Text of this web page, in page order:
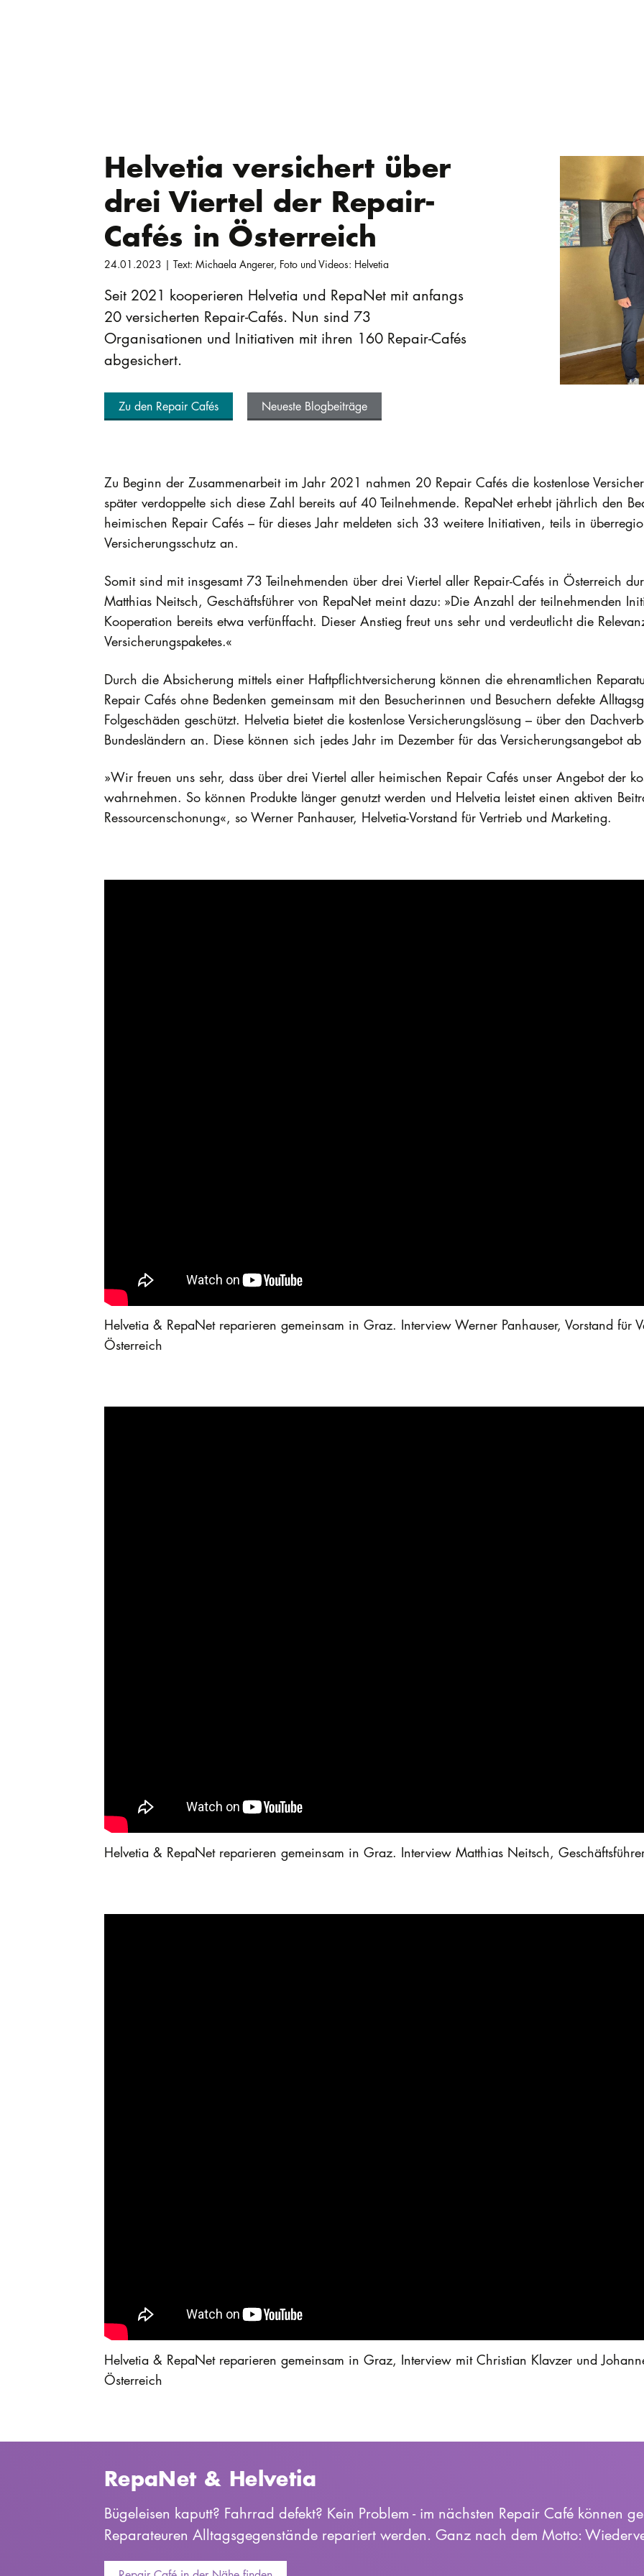
Helvetia versichert über
drei Viertel der Repair-
Cafés in Österreich
24.01.2023 | Text: Michaela Angerer, Foto und Videos: Helvetia
Seit 2021 kooperieren Helvetia und RepaNet mit anfangs
20 versicherten Repair-Cafés. Nun sind 73
Organisationen und Initiativen mit ihren 160 Repair-Cafés
abgesichert.
Zu den Repair Cafés Neueste Blogbeiträge
Zu Beginn der Zusammenarbeit im Jahr 2021 nahmen 20 Repair Cafés die kostenlose
später verdoppelte sich diese Zahl bereits auf 40 Teilnehmende. RepaNet erhebt jährlich den
heimischen Repair Cafés – für dieses Jahr meldeten sich 33 weitere Initiativen, teils in
Versicherungsschutz an.
Somit sind mit insgesamt 73 Teilnehmenden über drei Viertel aller Repair-Cafés in Österreich
Matthias Neitsch, Geschäftsführer von RepaNet meint dazu: »Die Anzahl der teilnehmenden
Kooperation bereits etwa verfünffacht. Dieser Anstieg freut uns sehr und verdeutlicht die
Versicherungspaketes.«
Durch die Absicherung mittels einer Haftpflichtversicherung können die ehrenamtlichen
Repair Cafés ohne Bedenken gemeinsam mit den Besucherinnen und Besuchern defekte
Folgeschäden geschützt. Helvetia bietet die kostenlose Versicherungslösung – über den
Bundesländern an. Diese können sich jedes Jahr im Dezember für das Versicherungsangebot
»Wir freuen uns sehr, dass über drei Viertel aller heimischen Repair Cafés unser Angebot der
wahrnehmen. So können Produkte länger genutzt werden und Helvetia leistet einen aktiven
Ressourcenschonung«, so Werner Panhauser, Helvetia-Vorstand für Vertrieb und Marketing.
Helvetia & RepaNet reparieren gemeinsam in Graz. Interview Werner Panhauser, Vorstand für
Österreich
Helvetia & RepaNet reparieren gemeinsam in Graz. Interview Matthias Neitsch,
Helvetia & RepaNet reparieren gemeinsam in Graz, Interview mit Christian Klavzer und
Österreich
RepaNet & Helvetia
Bügeleisen kaputt? Fahrrad defekt? Kein Problem - im nächsten Repair Café können
Reparateuren Alltagsgegenstände repariert werden. Ganz nach dem Motto: